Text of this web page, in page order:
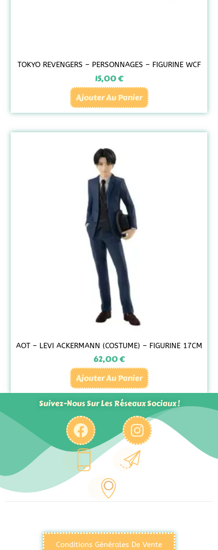
TOKYO REVENGERS – PERSONNAGES – FIGURINE WCF
15,00€
Ajouter Au Panier
AOT – LEVI ACKERMANN (COSTUME) – FIGURINE 17CM
62,00€
Ajouter Au Panier
Suivez-Nous Sur Les Réseaux Sociaux !
Conditions Générales De Vente